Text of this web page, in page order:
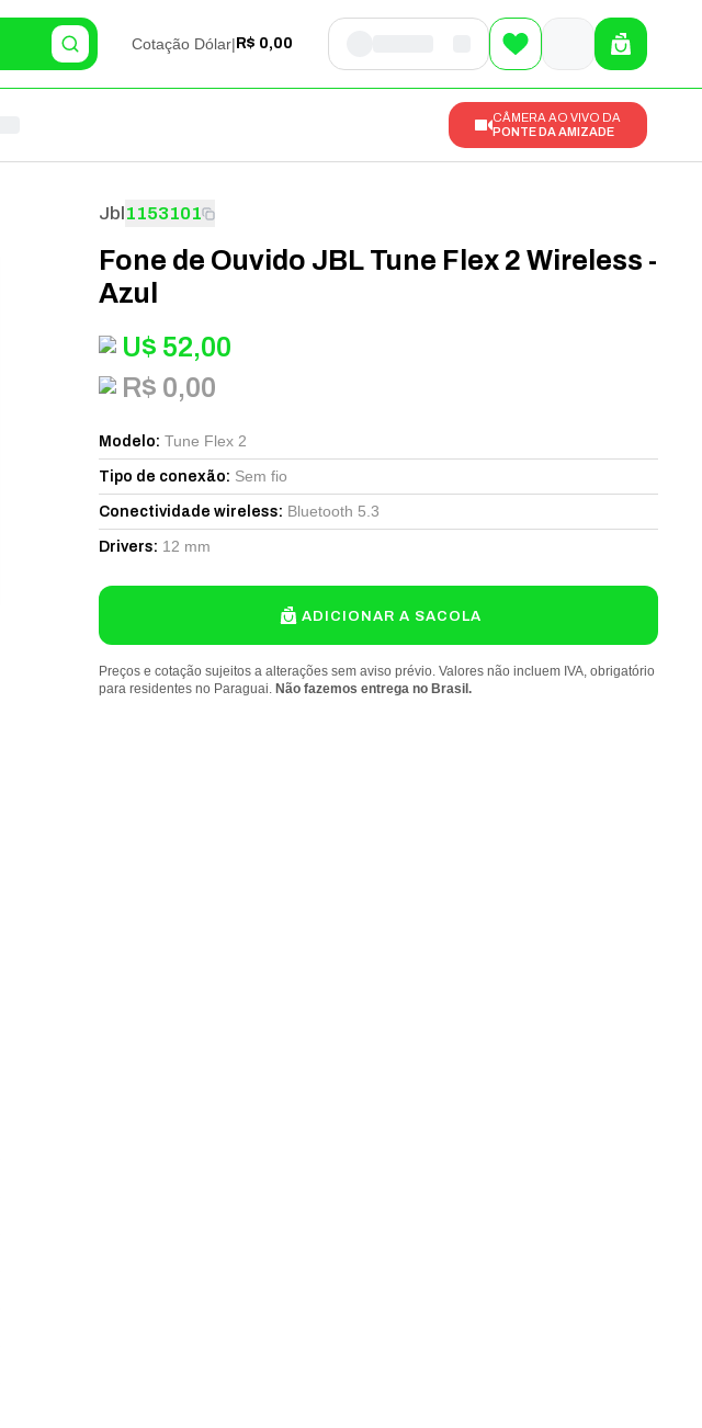
Cotação Dólar| R$ 0,00
CÂMERA AO VIVO DA
PONTE DA AMIZADE
Jbl1153101
Fone de Ouvido JBL Tune Flex 2 Wireless -
Azul
U$ 52,00
R$ 0,00
Modelo: Tune Flex 2
Tipo de conexão: Sem fio
Conectividade wireless: Bluetooth 5.3
Drivers: 12 mm
ADICIONAR A SACOLA
Preços e cotação sujeitos a alterações sem aviso prévio. Valores não incluem IVA, obrigatório
para residentes no Paraguai. Não fazemos entrega no Brasil.